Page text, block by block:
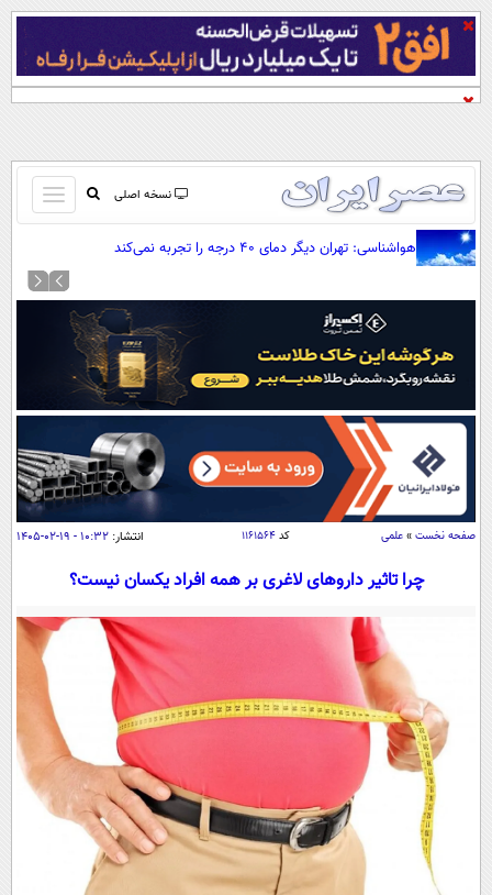
نسخه اصلی
باز
و
کردن
صفحه اول
آرشیو
نظرسنجی
آب و هوا
اوقات شرعی
سواد زندگی
اقتصاد
اقتصادی
خودرو
جامعه
سفر و تفریح
ورزشی
علم و دانش
علمی
اخبار کریپتو
گوناگون
سرگرمی
باشگاه مغز
فیلم
اقتصاد
عصر ایران 2
هواشناسی: تهران دیگر دمای ۴۰ درجه را تجربه نمی‌کند
صفحه نخست » علمی کد۱۱۶۱۵۶۴ انتشار: ۱۰:۳۲ - ۱۹-۰۲-۱۴۰۵
چرا تاثیر داروهای لاغری بر همه افراد یکسان نیست؟